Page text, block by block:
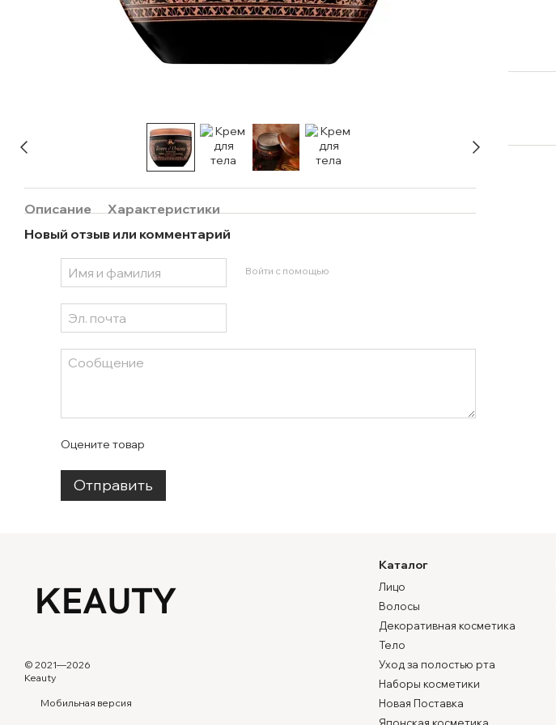
Описание
Характеристики
Новый отзыв или комментарий
Войти с помощью
Оцените товар
Отправить
© 2021—2026
Keauty
Мобильная версия
Каталог
Лицо
Волосы
Декоративная косметика
Тело
Уход за полостью рта
Наборы косметики
Новая Поставка